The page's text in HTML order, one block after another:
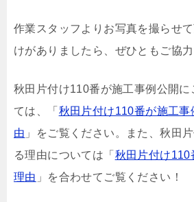
作業スタッフよりお写真を撮らせ
けがありましたら、ぜひともご協力
秋田片付け110番が施工事例公開に
ては、「 秋田片付け110番が施工事
由 」をご覧ください。また、秋田
る理由については「 秋田片付け110
理由 」を合わせてご覧ください！